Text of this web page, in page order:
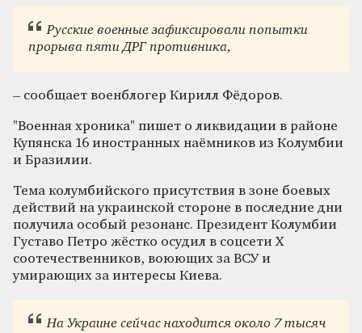
Русские военные зафиксировали попытки
прорыва пяти ДРГ противника,
– сообщает военблогер Кирилл Фёдоров.
"Военная хроника" пишет о ликвидации в районе
Купянска 16 иностранных наёмников из Колумбии
и Бразилии.
Тема колумбийского присутствия в зоне боевых
действий на украинской стороне в последние дни
получила особый резонанс. Президент Колумбии
Густаво Петро жёстко осудил в соцсети X
соотечественников, воюющих за ВСУ и
умирающих за интересы Киева.
На Украине сейчас находится около 7 тысяч